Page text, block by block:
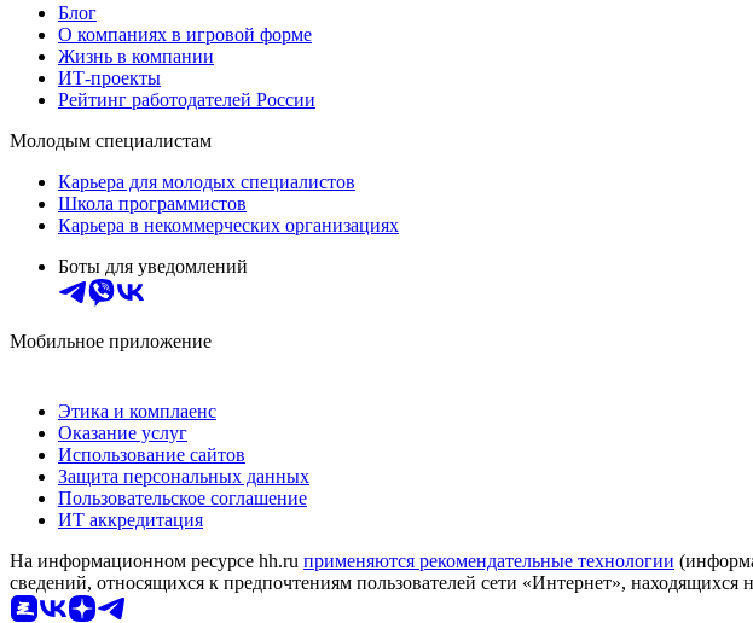
Блог
О компаниях в игровой форме
Жизнь в компании
ИТ-проекты
Рейтинг работодателей России
Молодым специалистам
Карьера для молодых специалистов
Школа программистов
Карьера в некоммерческих организациях
Боты для уведомлений
Мобильное приложение
Этика и комплаенс
Оказание услуг
Использование сайтов
Защита персональных данных
Пользовательское соглашение
ИТ аккредитация
На информационном ресурсе hh.ru применяются рекомендательные технологии
сведений, относящихся к предпочтениям пользователей сети «Интернет»,